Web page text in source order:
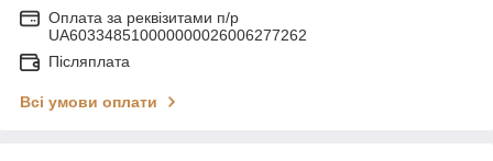
Оплата за реквізитами п/р
UA603348510000000026006277262
Післяплата
Всі умови оплати